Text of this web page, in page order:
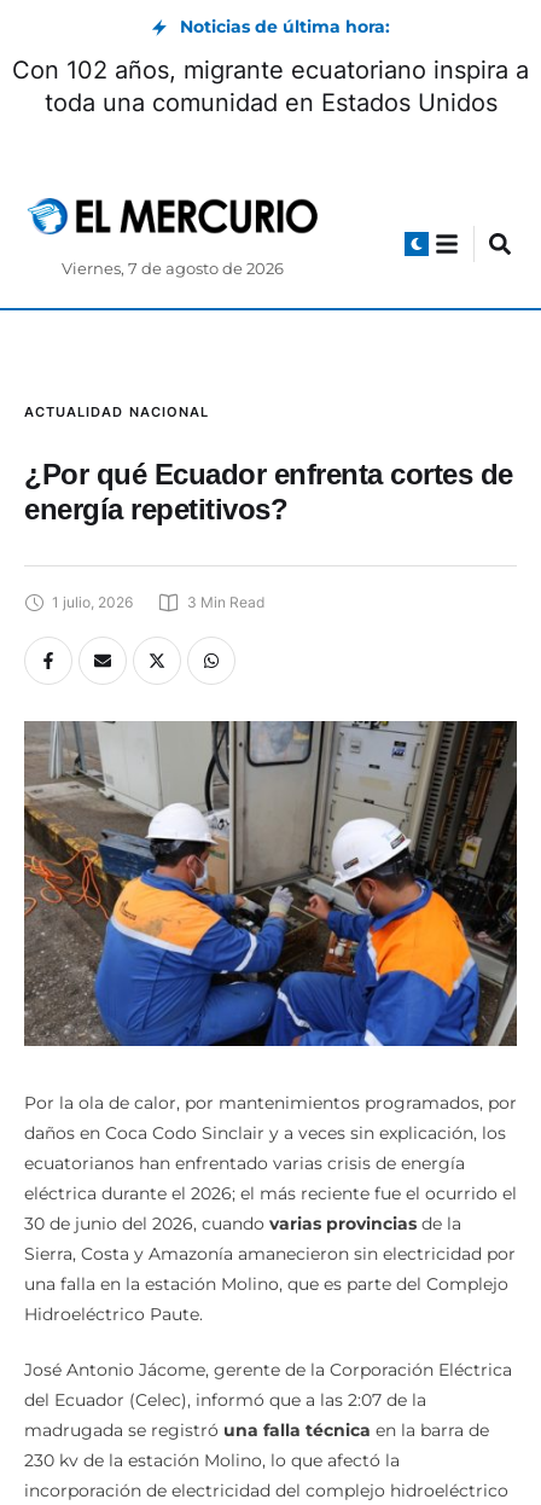
Noticias de última hora:
Con 102 años, migrante ecuatoriano inspira a
toda una comunidad en Estados Unidos
Viernes, 7 de agosto de 2026
ACTUALIDAD NACIONAL
¿Por qué Ecuador enfrenta cortes de
energía repetitivos?
1 julio, 2026 3 Min Read
Por la ola de calor, por mantenimientos programados, por
daños en Coca Codo Sinclair y a veces sin explicación, los
ecuatorianos han enfrentado varias crisis de energía
eléctrica durante el 2026; el más reciente fue el ocurrido el
30 de junio del 2026, cuando varias provincias de la
Sierra, Costa y Amazonía amanecieron sin electricidad por
una falla en la estación Molino, que es parte del Complejo
Hidroeléctrico Paute.
José Antonio Jácome, gerente de la Corporación Eléctrica
del Ecuador (Celec), informó que a las 2:07 de la
madrugada se registró una falla técnica en la barra de
230 kv de la estación Molino, lo que afectó la
incorporación de electricidad del complejo hidroeléctrico